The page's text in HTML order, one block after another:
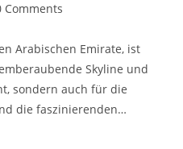
Comments
Arabischen Emirate, ist
Skyline und
sondern auch für die
die faszinierenden…